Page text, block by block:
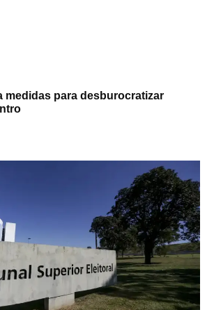
medidas para desburocratizar